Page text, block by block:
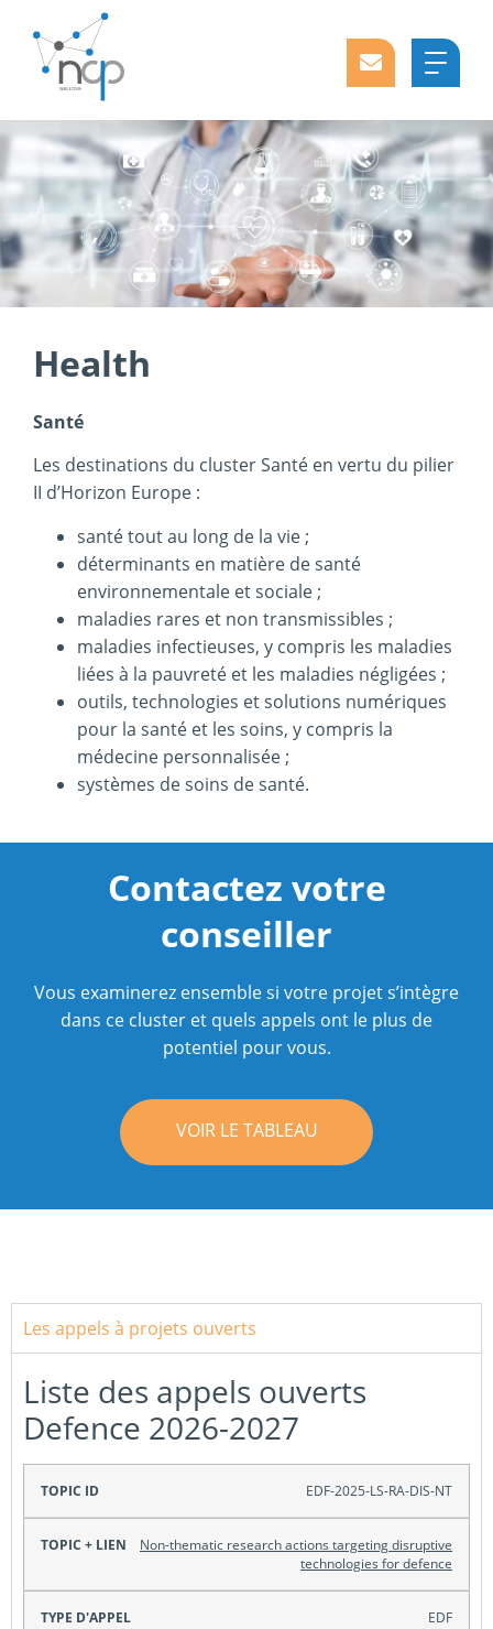
Health
Santé
Les destinations du cluster Santé en vertu du pilier
II d’Horizon Europe :
santé tout au long de la vie ;
déterminants en matière de santé
environnementale et sociale ;
maladies rares et non transmissibles ;
maladies infectieuses, y compris les maladies
liées à la pauvreté et les maladies négligées ;
outils, technologies et solutions numériques
pour la santé et les soins, y compris la
médecine personnalisée ;
systèmes de soins de santé.
Contactez votre
conseiller
Vous examinerez ensemble si votre projet s’intègre
dans ce cluster et quels appels ont le plus de
potentiel pour vous.
VOIR LE TABLEAU
Les appels à projets ouverts
Liste des appels ouverts
Defence 2026-2027
Topic ID EDF-2025-LS-RA-DIS-NT
Non-thematic research actions targeting disruptive
technologies for defence
EDF